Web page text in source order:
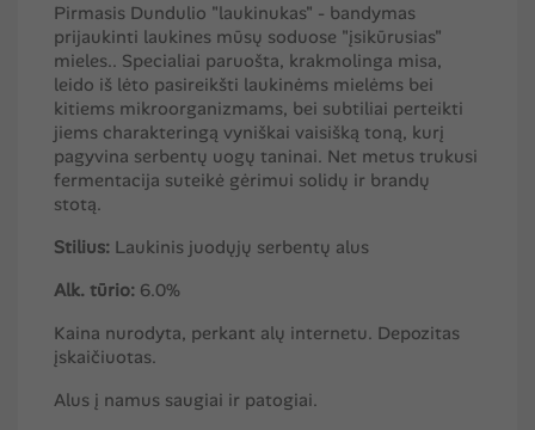
Pirmasis Dundulio "laukinukas" - bandymas
prijaukinti laukines mūsų soduose "įsikūrusias"
mieles.. Specialiai paruošta, krakmolinga misa,
leido iš lėto pasireikšti laukinėms mielėms bei
kitiems mikroorganizmams, bei subtiliai perteikti
jiems charakteringą vyniškai vaisišką toną, kurį
pagyvina serbentų uogų taninai. Net metus trukusi
fermentacija suteikė gėrimui solidų ir brandų
stotą.
Stilius: Laukinis juodųjų serbentų alus
Alk. tūrio: 6.0%
Kaina nurodyta, perkant alų internetu. Depozitas
įskaičiuotas.
Alus į namus saugiai ir patogiai.